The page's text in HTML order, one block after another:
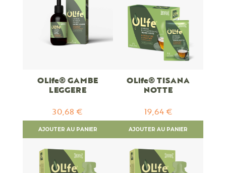
OLife® GAMBE
LEGGERE
30,68 €
AJOUTER AU PANIER
OLife® TISANA
NOTTE
19,64 €
AJOUTER AU PANIER